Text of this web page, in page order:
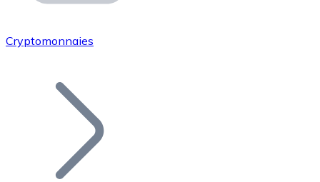
Rejoignez notre réseau de distributeurs et
Ajoutez le token de votre projet à notre service
Cryptomonnaies